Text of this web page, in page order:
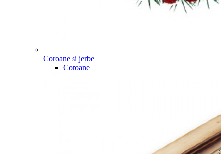
Coroane si jerbe
Coroane